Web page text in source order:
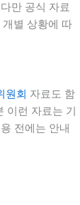
만 공식 자료
별 상황에 따
원회 자료도 함
이런 자료는 기
전에는 안내